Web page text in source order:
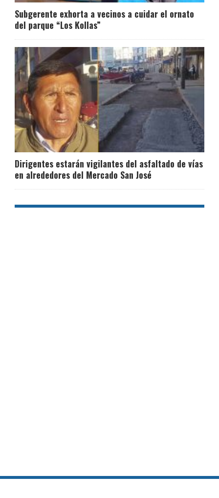
Subgerente exhorta a vecinos a cuidar el ornato
del parque “Los Kollas”
Dirigentes estarán vigilantes del asfaltado de vías
en alrededores del Mercado San José